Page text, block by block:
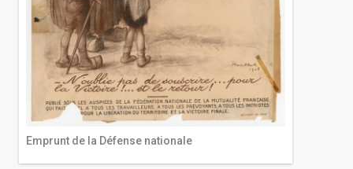
Emprunt de la Défense nationale